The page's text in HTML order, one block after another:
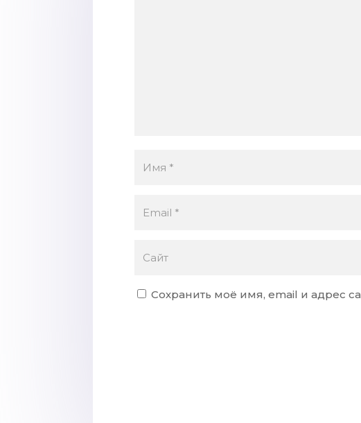
Сохранить моё имя, email и адрес